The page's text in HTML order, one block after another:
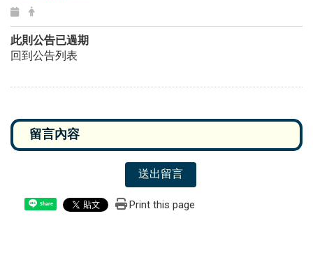
此則公告已過期
回到公告列表
送出留言
Share Print this page